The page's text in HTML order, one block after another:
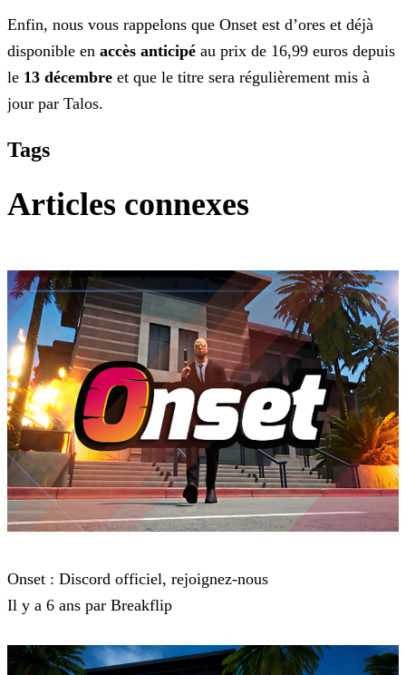
Enfin, nous vous rappelons que Onset est d’ores et déjà
disponible en accès anticipé au prix de 16,99 euros depuis
le 13 décembre et que le titre sera régulièrement mis à
jour par Talos.
Tags
Articles connexes
Onset : Discord officiel, rejoignez-nous
Il y a 6 ans par Breakflip